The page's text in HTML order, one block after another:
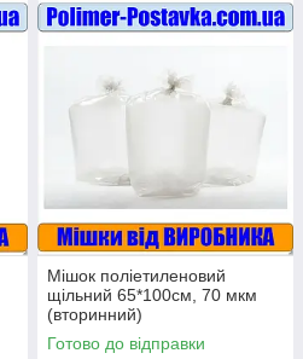
Мішок поліетиленовий
щільний 65*100см, 70 мкм
(вторинний)
Готово до відправки